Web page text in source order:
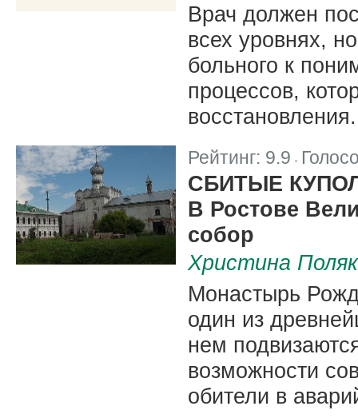
Врач должен
всех уровнях,
больного к
процессов,
восстановления.
Рейтинг: 9.9 |
СБИТЫЕ
В Ростове
собор
Христина
Монастырь
один из
нем
возможности
обители в